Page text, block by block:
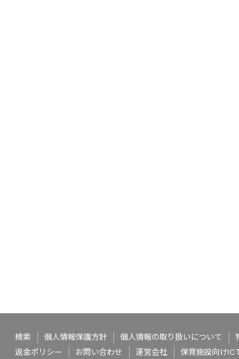
検索 個人情報保護方針 個人情報の取り扱いについて
返金ポリシー
お問い合わせ 運営会社 保育施設向け